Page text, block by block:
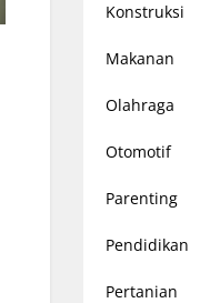
Konstruksi
Makanan
Olahraga
Otomotif
Parenting
Pendidikan
Pertanian